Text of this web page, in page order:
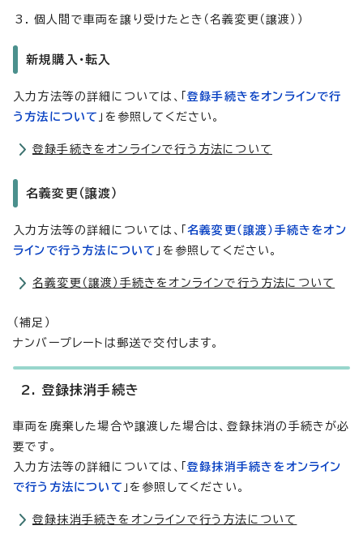
個人間で車両を譲り受けたとき（名義変更（譲渡））
新規購入・転入
入力方法等の詳細については、「登録手続きをオンラインで行
う方法について 」を参照してください。
登録手続きをオンラインで行う方法について
名義変更（譲渡）
入力方法等の詳細については、「 名義変更（譲渡）手続きをオン
ラインで行う方法について 」を参照してください。
名義変更（譲渡）手続きをオンラインで行う方法について
（補足）
ナンバープレートは郵送で交付します。
2. 登録抹消手続き
車両を廃棄した場合や譲渡した場合は、登録抹消の手続きが必
要です。
入力方法等の詳細については、「登録抹消手続きをオンライン
で行う方法について 」を参照してください。
登録抹消手続きをオンラインで行う方法について